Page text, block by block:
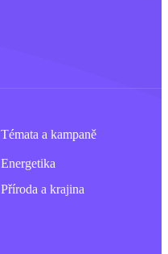
Témata a kampaně
Energetika
Příroda a krajina